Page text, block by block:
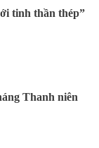
tinh thần thép”
Thanh niên